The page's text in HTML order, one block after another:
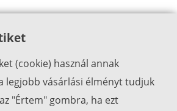
(cookie) használ annak
legjobb vásárlási élményt tudjuk
"Értem" gombra, ha ezt